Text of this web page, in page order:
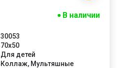
В наличии
30053
70x50
Для детей
Коллаж, Мультяшные